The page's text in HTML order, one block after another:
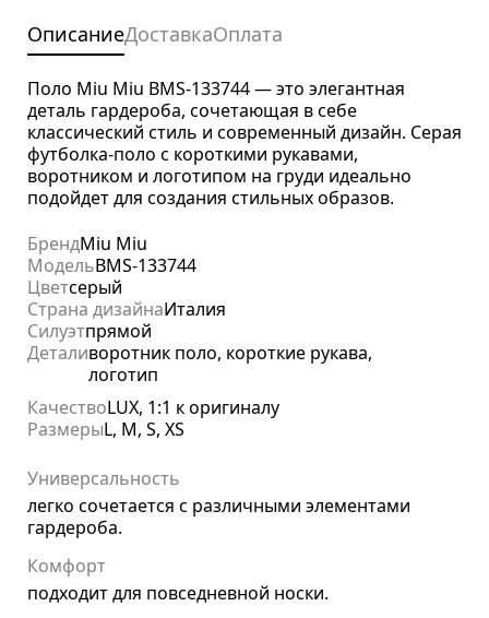
ОписаниеДоставкаОплата
Поло Miu Miu BMS-133744 — это элегантная
деталь гардероба, сочетающая в себе
классический стиль и современный дизайн. Серая
футболка-поло с короткими рукавами,
воротником и логотипом на груди идеально
подойдет для создания стильных образов.
БрендMiu Miu
МодельBMS-133744
Цветсерый
Страна дизайнаИталия
Силуэтпрямой
Деталиворотник поло, короткие рукава,
логотип
КачествоLUX, 1:1 к оригиналу
РазмерыL, M, S, XS
Универсальность
легко сочетается с различными элементами
гардероба.
Комфорт
подходит для повседневной носки.